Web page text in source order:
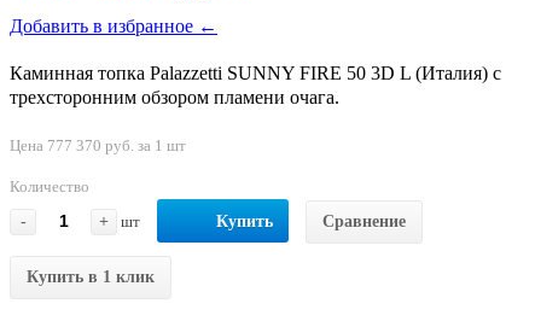
Добавить в избранное ←
Каминная топка Palazzetti SUNNY FIRE 50 3D L (Италия) с
трехсторонним обзором пламени очага.
Цена 777 370 руб. за 1 шт
Количество
-
+ шт Купить Сравнение
Купить в 1 клик